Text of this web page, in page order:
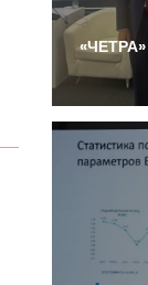
«ЧЕТРА»